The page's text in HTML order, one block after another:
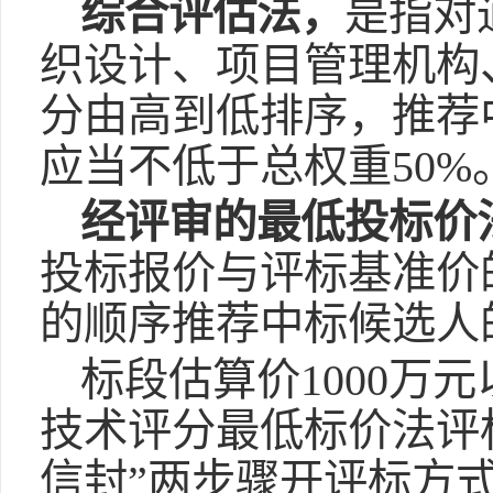
综合评估法， 是指对
织设计、项目管理机
分由高到低排序，推
应当不低于总权重50%
经评审的最低投标价
投标报价与评标基准
的顺序推荐中标候选
标段估算价1000万
技术评分最低标价法
信封”两步骤开评标方